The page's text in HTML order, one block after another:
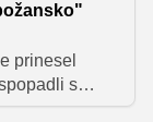
prinesel
s
Davidina